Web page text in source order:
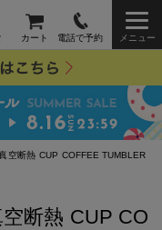
カート 電話で予約 メニュー
空断熱 CUP COFFEE TUMBLER
空断熱 CUP CO